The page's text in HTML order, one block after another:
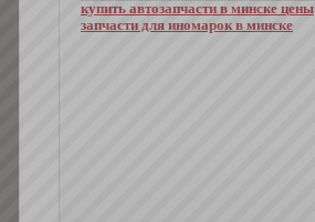
купить автозапчасти в минске цены
запчасти для иномарок в минске